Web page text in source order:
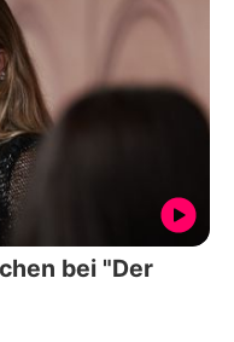
bei "Der